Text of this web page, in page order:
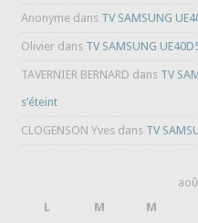
Anonyme dans TV SAMSUNG
Olivier dans TV SAMSUNG
TAVERNIER BERNARD dans TV
s’éteint
CLOGENSON Yves dans TV
L
M M